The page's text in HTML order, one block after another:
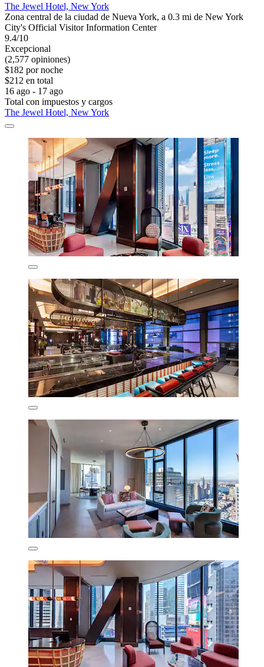
The Jewel Hotel, New York
Zona central de la ciudad de Nueva York, a 0.3 mi de New York
City's Official Visitor Information Center
9.4/10
Excepcional
(2,577 opiniones)
$182 por noche
$212 en total
16 ago - 17 ago
Total con impuestos y cargos
The Jewel Hotel, New York